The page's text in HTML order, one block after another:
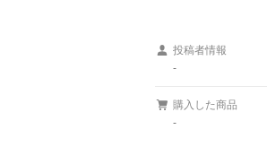
投稿者情報
-
購入した商品
-